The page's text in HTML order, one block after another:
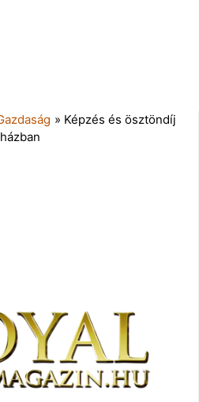
» Képzés és ösztöndíj